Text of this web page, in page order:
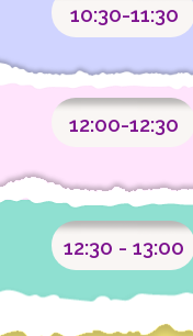
10:30-11:30
12:00-12:30
12:30 - 13:00